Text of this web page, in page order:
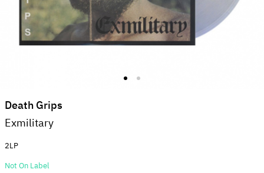
Death Grips
Exmilitary
2LP
Not On Label